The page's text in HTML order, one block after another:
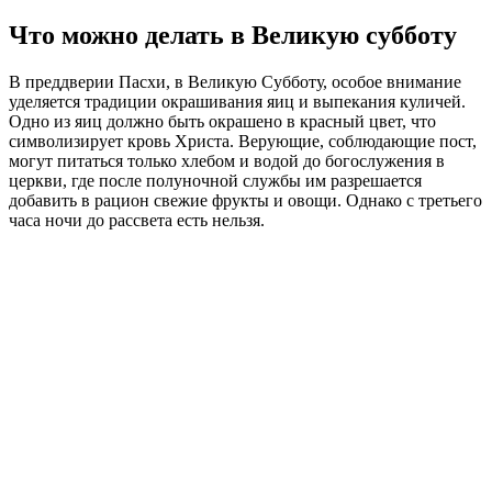
Что можно делать в Великую субботу
В преддверии Пасхи, в Великую Субботу, особое внимание
уделяется традиции окрашивания яиц и выпекания куличей.
Одно из яиц должно быть окрашено в красный цвет, что
символизирует кровь Христа. Верующие, соблюдающие пост,
могут питаться только хлебом и водой до богослужения в
церкви, где после полуночной службы им разрешается
добавить в рацион свежие фрукты и овощи. Однако с третьего
часа ночи до рассвета есть нельзя.